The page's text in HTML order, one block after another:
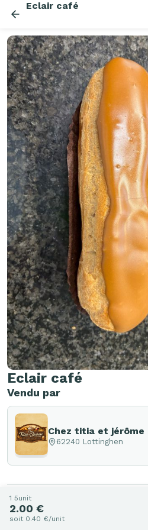
Eclair café
Eclair café
Vendu par
Chez titia et jérôme
62240 Lottinghen
Autres produits de
1 5unit
2.00 €
soit 0.40 €/unit